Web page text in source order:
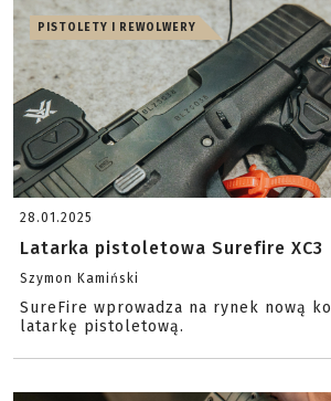
PISTOLETY I REWOLWERY
28.01.2025
Latarka pistoletowa Surefire XC3
Szymon Kamiński
SureFire wprowadza na rynek nową
latarkę pistoletową.